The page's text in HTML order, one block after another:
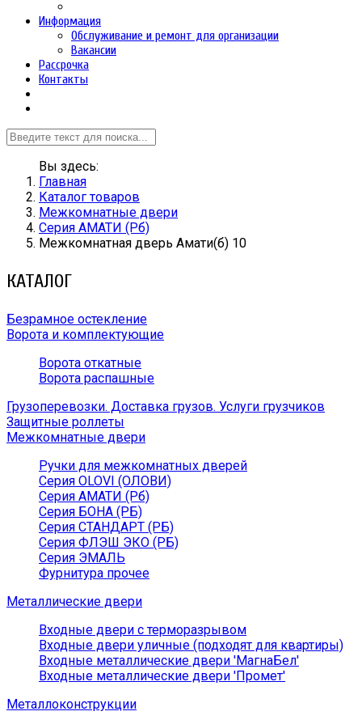
Информация
Обслуживание и ремонт для организации
Вакансии
Рассрочка
Контакты
Вы здесь:
Главная
Каталог товаров
Межкомнатные двери
Серия АМАТИ (Рб)
Межкомнатная дверь Амати(б) 10
КАТАЛОГ
Безрамное остекление
Ворота и комплектующие
Ворота откатные
Ворота распашные
Грузоперевозки. Доставка грузов. Услуги грузчиков
Защитные роллеты
Межкомнатные двери
Ручки для межкомнатных дверей
Серия OLOVI (ОЛОВИ)
Серия АМАТИ (Рб)
Серия БОНА (РБ)
Серия СТАНДАРТ (РБ)
Серия ФЛЭШ ЭКО (РБ)
Серия ЭМАЛЬ
Фурнитура прочее
Металлические двери
Входные двери с терморазрывом
Входные двери уличные (подходят для квартиры)
Входные металлические двери 'МагнаБел'
Входные металлические двери 'Промет'
Металлоконструкции